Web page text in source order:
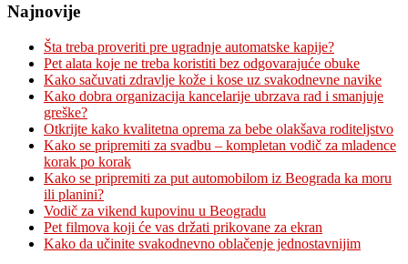
Najnovije
Šta treba proveriti pre ugradnje automatske kapije?
Pet alata koje ne treba koristiti bez odgovarajuće obuke
Kako sačuvati zdravlje kože i kose uz svakodnevne navike
Kako dobra organizacija kancelarije ubrzava rad i smanjuje
greške?
Otkrijte kako kvalitetna oprema za bebe olakšava roditeljstvo
Kako se pripremiti za svadbu – kompletan vodič za mladence
korak po korak
Kako se pripremiti za put automobilom iz Beograda ka moru
ili planini?
Vodič za vikend kupovinu u Beogradu
Pet filmova koji će vas držati prikovane za ekran
Kako da učinite svakodnevno oblačenje jednostavnijim